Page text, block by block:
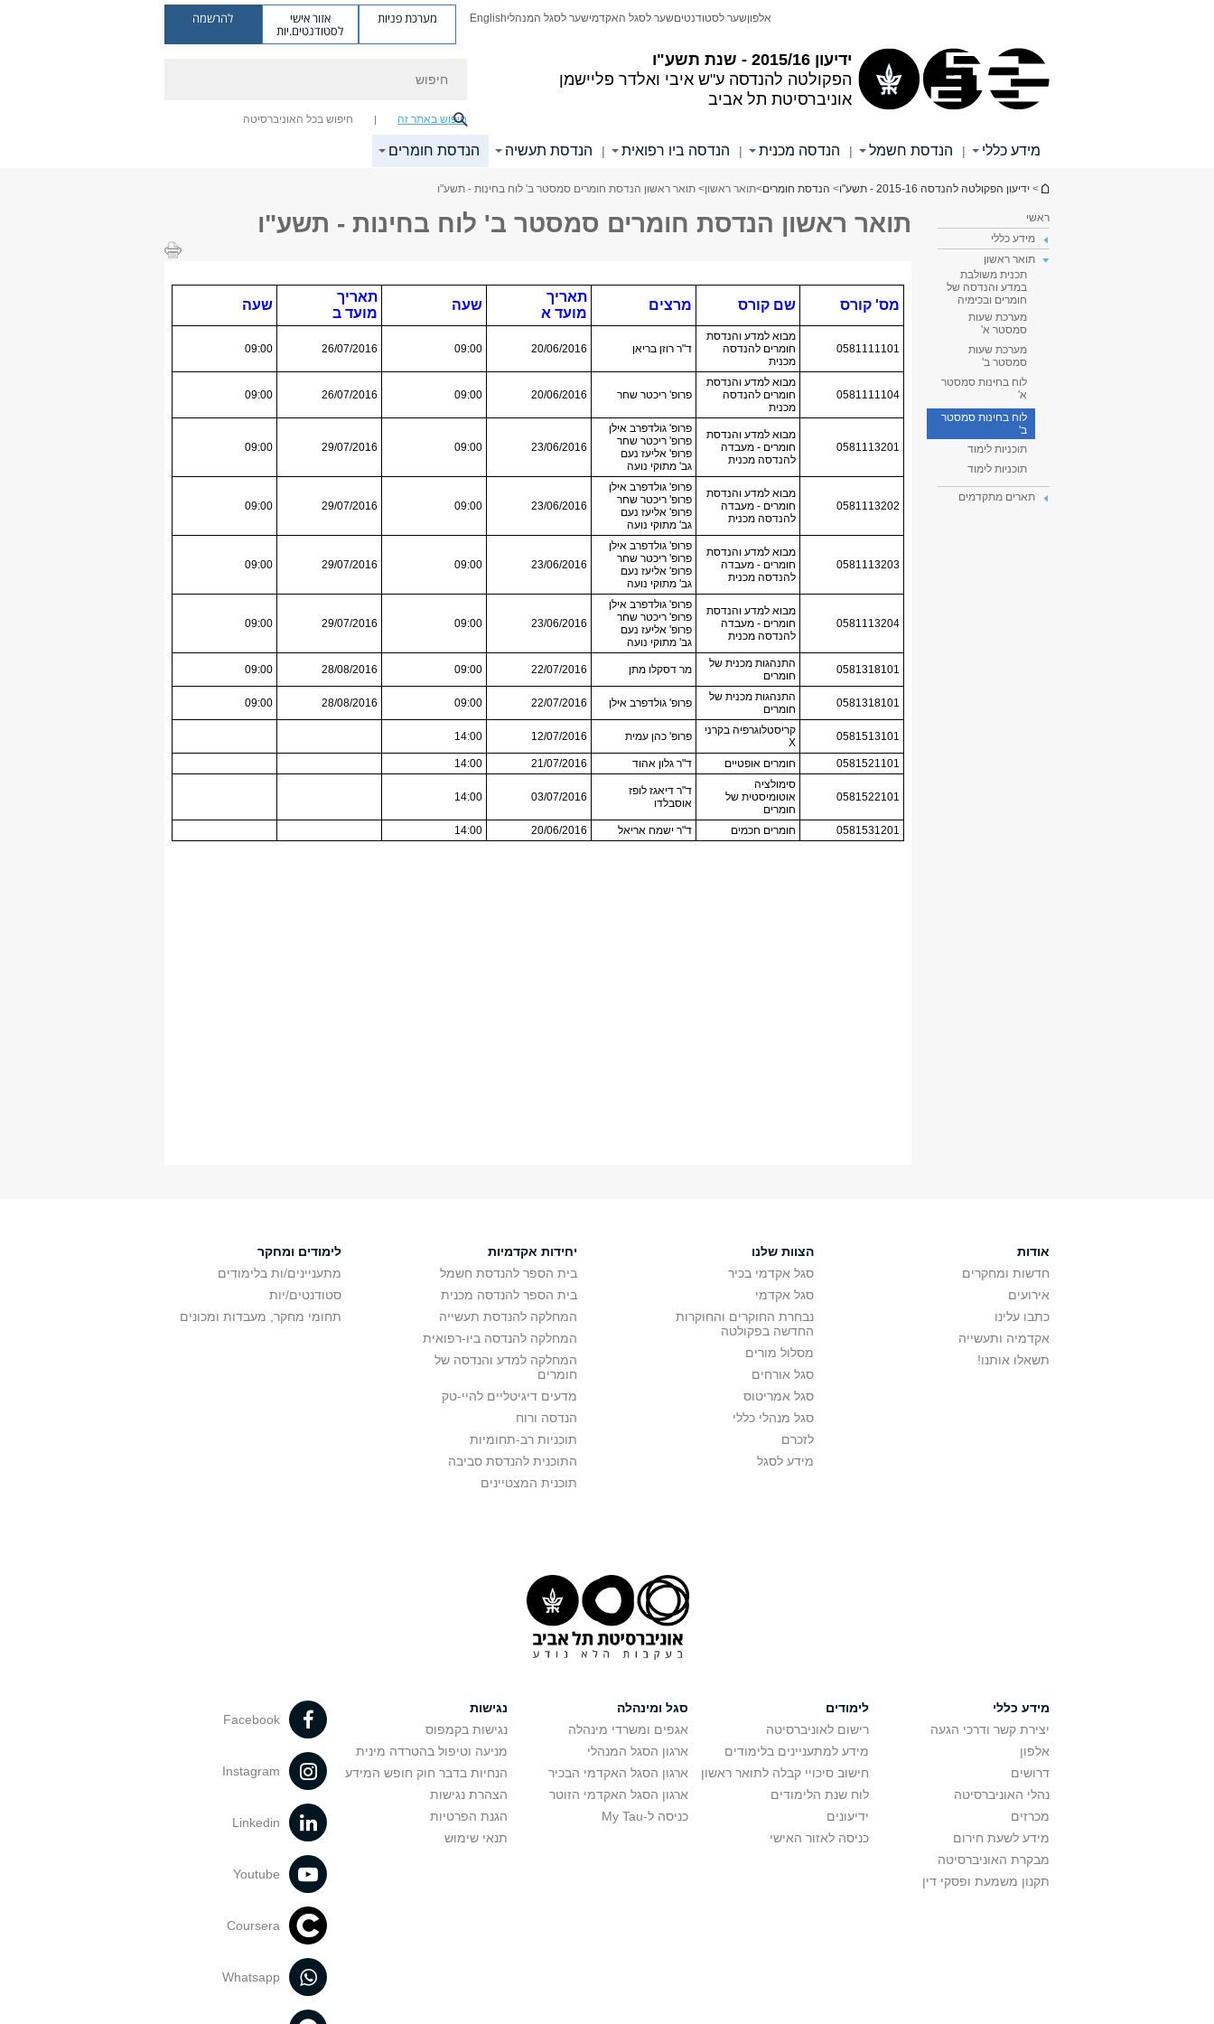
ידיעון 2015/16 - שנת תשע"ו
הפקולטה להנדסה ע"ש איבי ואלדר פליישמן
אוניברסיטת תל אביב
אלפוןשער לסטודנטיםשער לסגל האקדמישער לסגל המנהליEnglish מערכת פניות אזור אישי
לסטודנטים.יות
להרשמה
חיפוש באתר זה חיפוש בכל האוניברסיטה
מידע כללי | הנדסת חשמל | הנדסה מכנית | הנדסה ביו רפואית | הנדסת תעשיה הנדסת חומרים
הינך נמצא כאן
> ידיעון הפקולטה להנדסה 2015-16 - תשע"ו > הנדסת חומרים>תואר ראשון> תואר ראשון הנדסת חומרים סמסטר ב' לוח בחינות - תשע"ו
ראשי
מידע כללי
תואר ראשון
תכנית משולבת
במדע והנדסה של
חומרים ובכימיה
מערכת שעות
סמסטר א'
מערכת שעות
סמסטר ב'
לוח בחינות סמסטר
א'
לוח בחינות סמסטר
ב'
תוכניות לימוד
תוכניות לימוד
תארים מתקדמים
תואר ראשון הנדסת חומרים סמסטר ב' לוח בחינות - תשע"ו
אודות
חדשות ומחקרים
אירועים
כתבו עלינו
אקדמיה ותעשייה
תשאלו אותנו!
הצוות שלנו
סגל אקדמי בכיר
סגל אקדמי
נבחרת החוקרים והחוקרות
החדשה בפקולטה
מסלול מורים
סגל אורחים
סגל אמריטוס
סגל מנהלי כללי
לזכרם
מידע לסגל
יחידות אקדמיות
בית הספר להנדסת חשמל
בית הספר להנדסה מכנית
המחלקה להנדסת תעשייה
המחלקה להנדסה ביו-רפואית
המחלקה למדע והנדסה של
חומרים
מדעים דיגיטליים להיי-טק
הנדסה ורוח
תוכניות רב-תחומיות
התוכנית להנדסת סביבה
תוכנית המצטיינים
לימודים ומחקר
מתעניינים/ות בלימודים
סטודנטים/יות
תחומי מחקר, מעבדות ומכונים
מידע כללי
יצירת קשר ודרכי הגעה
אלפון
דרושים
נהלי האוניברסיטה
מכרזים
מידע לשעת חירום
מבקרת האוניברסיטה
תקנון משמעת ופסקי דין
לימודים
רישום לאוניברסיטה
מידע למתעניינים בלימודים
חישוב סיכויי קבלה לתואר ראשון
לוח שנת הלימודים
ידיעונים
כניסה לאזור האישי
סגל ומינהלה
אגפים ומשרדי מינהלה
ארגון הסגל המנהלי
ארגון הסגל האקדמי הבכיר
ארגון הסגל האקדמי הזוטר
כניסה ל-My Tau
נגישות
נגישות בקמפוס
מניעה וטיפול בהטרדה מינית
הנחיות בדבר חוק חופש המידע
הצהרת נגישות
הגנת הפרטיות
תנאי שימוש
Facebook
Instagram
Linkedin
Youtube
Coursera
Whatsapp